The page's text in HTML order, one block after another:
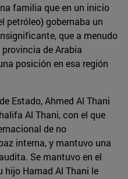
familia que en un inicio
petróleo) gobernaba un
que a menudo
de Arabia
posición en esa región
Estado, Ahmed Al Thani
Al Thani, con el que
de no
interna, y mantuvo una
Se mantuvo en el
hijo Hamad Al Thani le